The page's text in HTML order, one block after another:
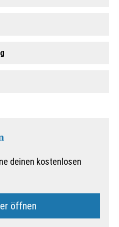
deinen kostenlosen
öffnen